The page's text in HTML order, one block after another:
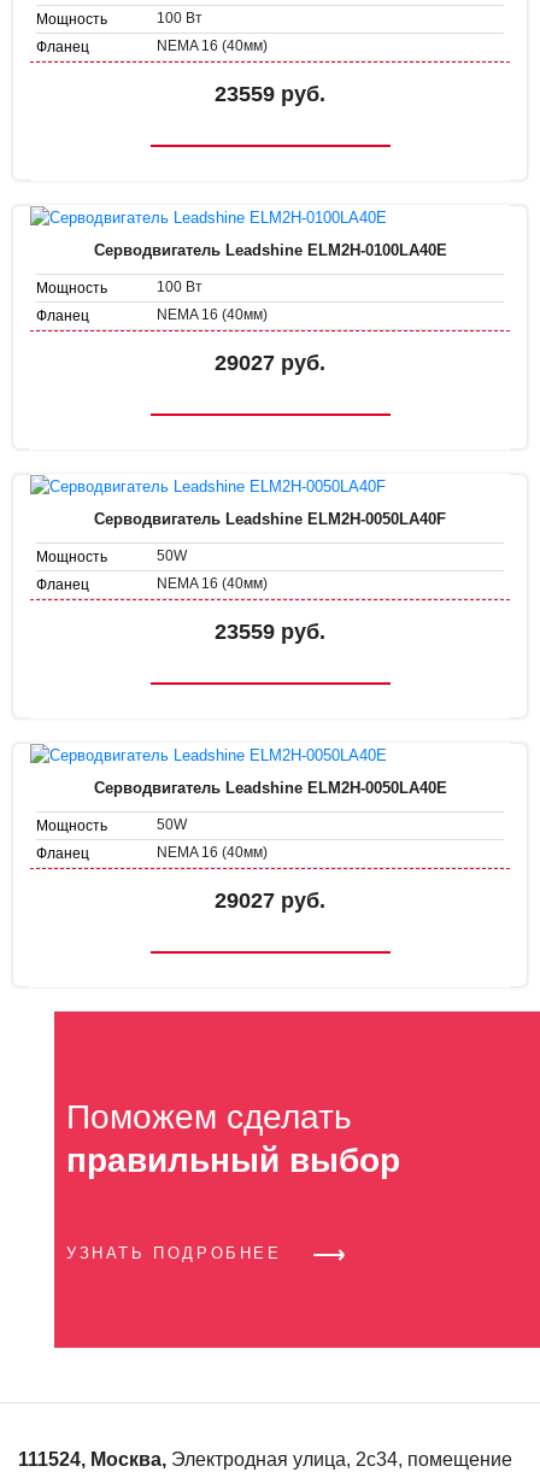
Мощность
100 Вт
Фланец
NEMA 16 (40мм)
23559 руб.
Серводвигатель Leadshine ELM2H-0100LA40E
Мощность
100 Вт
Фланец
NEMA 16 (40мм)
29027 руб.
Серводвигатель Leadshine ELM2H-0050LA40F
Мощность
50W
Фланец
NEMA 16 (40мм)
23559 руб.
Серводвигатель Leadshine ELM2H-0050LA40E
Мощность
50W
Фланец
NEMA 16 (40мм)
29027 руб.
Поможем сделать
правильный выбор
УЗНАТЬ ПОДРОБНЕЕ
111524, Москва, Электродная улица, 2с34, помещение